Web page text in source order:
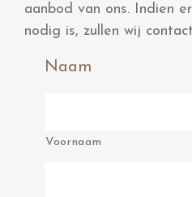
aanbod van ons. Indien
nodig is, zullen wij
Naam
Voornaam